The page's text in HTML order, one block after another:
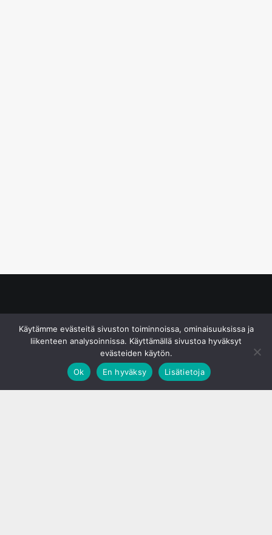
Käytämme evästeitä sivuston toiminnoissa, ominaisuuksissa ja
liikenteen analysoinnissa. Käyttämällä sivustoa hyväksyt
evästeiden käytön.
Ok
En hyväksy Lisätietoja